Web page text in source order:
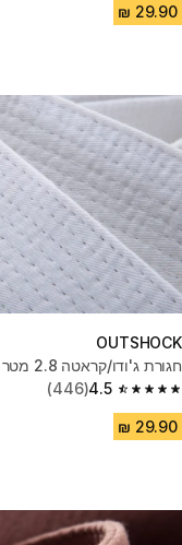
OUTSHOCK
חגורת ג'ודו/קראטה 2.8 מטר - לבן
4.5
4.5 out of 5 stars from 446 reviews
(446)